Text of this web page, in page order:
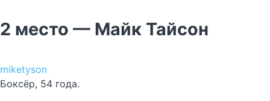
2 место — Майк Тайсон
miketyson
Боксёр, 54 года.